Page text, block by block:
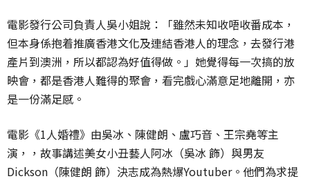
電影發行公司負責人吳小姐說：「雖然未知收唔收番成本，
但本身係抱着推廣香港文化及連結香港人的理念，去發行港
產片到澳洲，所以都認為好值得做。」她覺得每一次搞的放
映會，都是香港人難得的聚會，看完戲心滿意足地離開，亦
是一份滿足感。
電影《1人婚禮》由吳冰、陳健朗、盧巧音、王宗堯等主
演，，故事講述美女小丑藝人阿冰（吳冰 飾）與男友
Dickson（陳健朗 飾）決志成為熱爆Youtuber。他們為求提